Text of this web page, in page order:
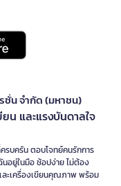
ชั่น จำกัด (มหาชน)
น และแรงบันดาลใจ
รบครัน ตอบโจทย์คนรักการ
อยู่ในมือ ช้อปง่าย ไม่ต้อง
ละเครื่องเขียนคุณภาพ พร้อม